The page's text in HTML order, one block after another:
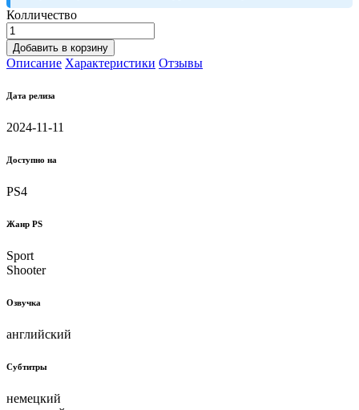
Колличество
Добавить в корзину
Описание Характеристики Отзывы
Дата релиза
2024-11-11
Доступно на
PS4
Жанр PS
Sport
Shooter
Озвучка
английский
Субтитры
немецкий